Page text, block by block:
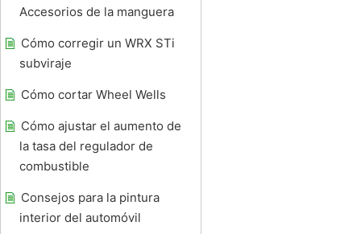
Accesorios de la manguera
Cómo corregir un WRX STi
subviraje
Cómo cortar Wheel Wells
Cómo ajustar el aumento de
la tasa del regulador de
combustible
Consejos para la pintura
interior del automóvil